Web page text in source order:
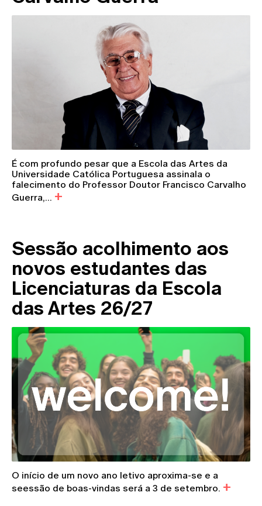
É com profundo pesar que a Escola das Artes da
Universidade Católica Portuguesa assinala o
falecimento do Professor Doutor Francisco Carvalho
Guerra,...
Sessão acolhimento aos
novos estudantes das
Licenciaturas da Escola
das Artes 26/27
O início de um novo ano letivo aproxima-se e a
seessão de boas-vindas será a 3 de setembro.